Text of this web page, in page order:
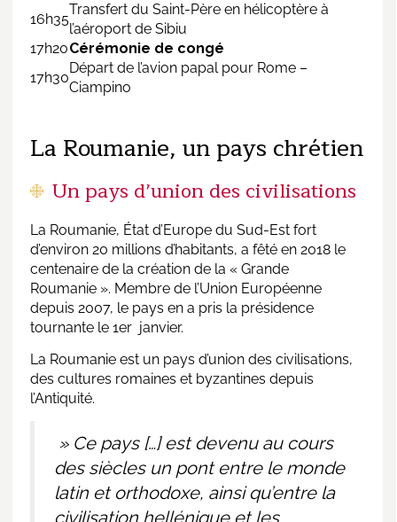
16h35
Transfert du Saint-Père en hélicoptère à
l’aéroport de Sibiu
17h20Cérémonie de congé
17h30
Départ de l’avion papal pour Rome –
Ciampino
La Roumanie, un pays chrétien
Un pays d’union des civilisations
La Roumanie, État d’Europe du Sud-Est fort
d’environ 20 millions d’habitants, a fêté en 2018 le
centenaire de la création de la « Grande
Roumanie ». Membre de l’Union Européenne
depuis 2007, le pays en a pris la présidence
tournante le 1er janvier.
La Roumanie est un pays d’union des civilisations,
des cultures romaines et byzantines depuis
l’Antiquité.
» Ce pays […] est devenu au cours
des siècles un pont entre le monde
latin et orthodoxe, ainsi qu’entre la